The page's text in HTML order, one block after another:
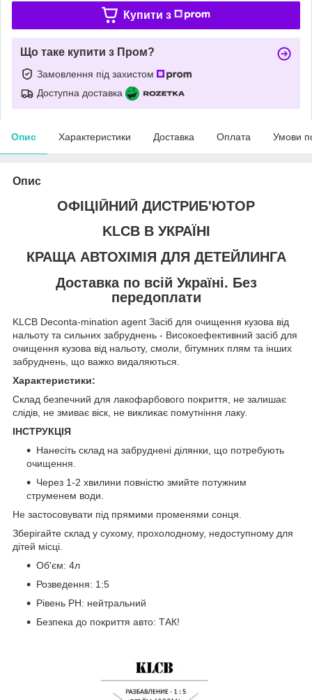
Купити з
Що таке купити з Пром?
Замовлення під захистом
Доступна доставка
Опис Характеристики Доставка Оплата Умови
Опис
ОФІЦІЙНИЙ ДИСТРИБ'ЮТОР
KLCB В УКРАЇНІ
КРАЩА АВТОХІМІЯ ДЛЯ ДЕТЕЙЛИНГА
Доставка по всій Україні. Без
передоплати
KLCB Deconta-mination agent Засіб для очищення кузова від
нальоту та сильних забруднень - Високоефективний засіб для
очищення кузова від нальоту, смоли, бітумних плям та інших
забруднень, що важко видаляються.
Характеристики:
Склад безпечний для лакофарбового покриття, не залишає
слідів, не змиває віск, не викликає помутніння лаку.
ІНСТРУКЦІЯ
Нанесіть склад на забруднені ділянки, що потребують
очищення.
Через 1-2 хвилини повністю змийте потужним
струменем води.
Не застосовувати під прямими променями сонця.
Зберігайте склад у сухому, прохолодному, недоступному для
дітей місці.
Об'єм: 4л
Розведення: 1:5
Рівень PH: нейтральний
Безпека до покриття авто: ТАК!